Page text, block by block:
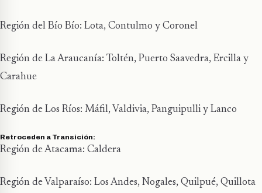
Región del Bío Bío: Lota, Contulmo y Coronel
Región de La Araucanía: Toltén, Puerto Saavedra, Ercilla y
Carahue
Región de Los Ríos: Máfil, Valdivia, Panguipulli y Lanco
Retroceden a Transición:
Región de Atacama: Caldera
Región de Valparaíso: Los Andes, Nogales, Quilpué, Quillota